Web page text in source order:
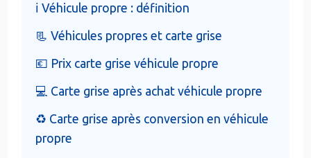
ℹ️ Véhicule propre : définition
📃 Véhicules propres et carte grise
💶 Prix carte grise véhicule propre
💻 Carte grise après achat véhicule propre
♻️ Carte grise après conversion en véhicule
propre